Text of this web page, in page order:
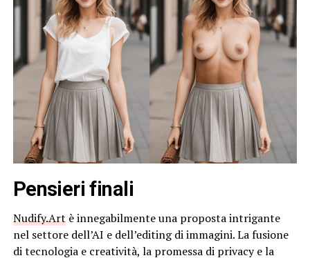
Pensieri finali
Nudify.Artè innegabilmente una proposta intrigante
nel settore dell’AI e dell’editing di immagini. La fusione
di tecnologia e creatività, la promessa di privacy e la